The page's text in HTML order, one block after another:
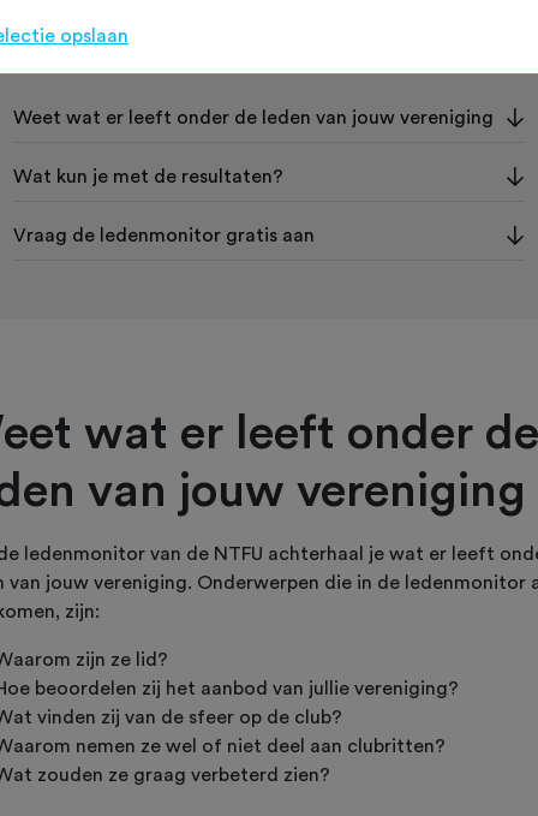
Weet wat er leeft onder de leden van jouw vereniging
Wat kun je met de resultaten?
Vraag de ledenmonitor gratis aan
wat er leeft onder de
van jouw vereniging
ledenmonitor van de NTFU achterhaal je wat er leeft
van jouw vereniging. Onderwerpen die in de ledenmonitor
zijn:
zijn ze lid?
beoordelen zij het aanbod van jullie vereniging?
vinden zij van de sfeer op de club?
nemen ze wel of niet deel aan clubritten?
zouden ze graag verbeterd zien?
opslaan